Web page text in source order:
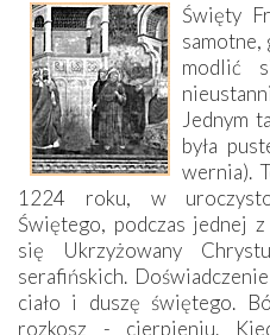
Święty
samotne,
modlić
Jednym
była
wernia).
1224 roku, w
Świętego, podczas jednej
się Ukrzyżowany
serafińskich.
ciało i duszę świętego.
rozkosz - cierpieniu.